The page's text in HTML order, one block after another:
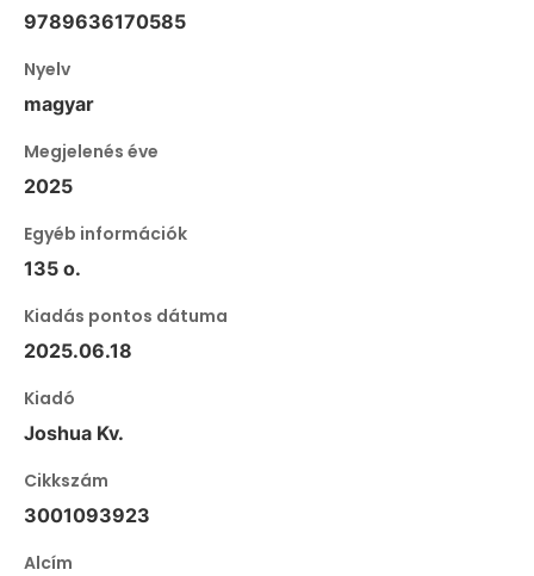
9789636170585
Nyelv
magyar
Megjelenés éve
2025
Egyéb információk
135 o.
Kiadás pontos dátuma
2025.06.18
Kiadó
Joshua Kv.
Cikkszám
3001093923
Alcím